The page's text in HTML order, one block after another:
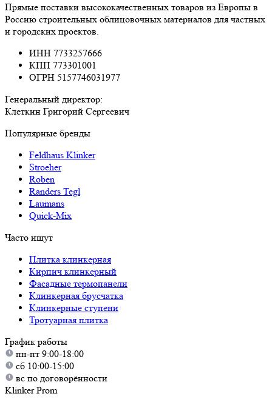
Прямые поставки высококачественных товаров из Европы в
Россию строительных облицовочных материалов для частных
и городских проектов.
ИНН 7733257666
КПП 773301001
ОГРН 5157746031977
Генеральный директор:
Клеткин Григорий Сергеевич
Популярные бренды
Feldhaus Klinker
Stroeher
Roben
Randers Tegl
Laumans
Quick-Mix
Часто ищут
Плитка клинкерная
Кирпич клинкерный
Фасадные термопанели
Клинкерная брусчатка
Клинкерные ступени
Тротуарная плитка
График работы
пн-пт 9:00-18:00
сб 10:00-15:00
вс по договорённости
Klinker Prom